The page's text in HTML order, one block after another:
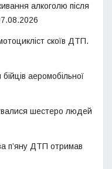
алкоголю після
скоїв ДТП.
аеромобільної
шестеро людей
п’яну ДТП отримав